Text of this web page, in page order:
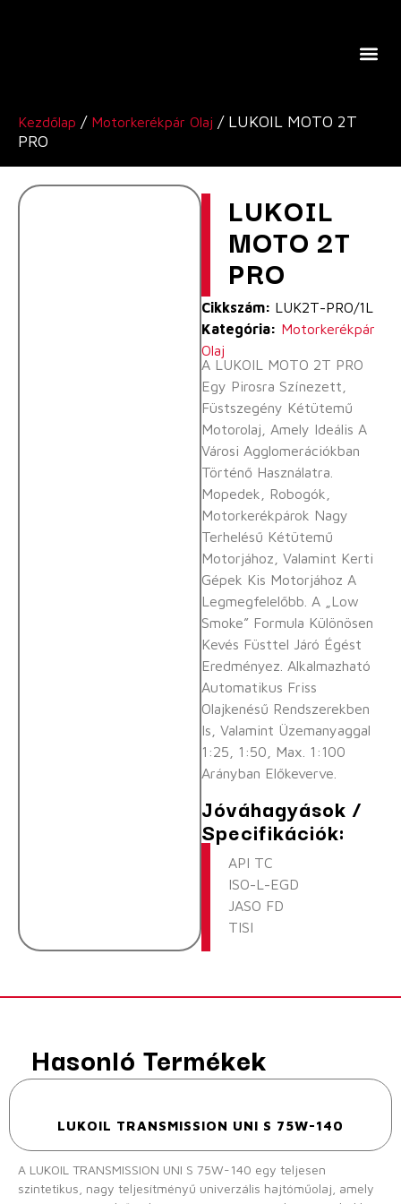
Kezdőlap / Motorkerékpár Olaj / LUKOIL MOTO 2T
PRO
LUKOIL
MOTO 2T
PRO
Cikkszám: LUK2T-PRO/1L
Kategória: Motorkerékpár
Olaj
A LUKOIL MOTO 2T PRO
Egy Pirosra Színezett,
Füstszegény Kétütemű
Motorolaj, Amely Ideális A
Városi Agglomerációkban
Történő Használatra.
Mopedek, Robogók,
Motorkerékpárok Nagy
Terhelésű Kétütemű
Motorjához, Valamint Kerti
Gépek Kis Motorjához A
Legmegfelelőbb. A „Low
Smoke” Formula Különösen
Kevés Füsttel Járó Égést
Eredményez. Alkalmazható
Automatikus Friss
Olajkenésű Rendszerekben
Is, Valamint Üzemanyaggal
1:25, 1:50, Max. 1:100
Arányban Előkeverve.
Jóváhagyások /
Specifikációk:
API TC
ISO-L-EGD
JASO FD
TISI
Hasonló Termékek
LUKOIL TRANSMISSION UNI S 75W-140
A LUKOIL TRANSMISSION UNI S 75W-140 egy teljesen
szintetikus, nagy teljesítményű univerzális hajtóműolaj, amely